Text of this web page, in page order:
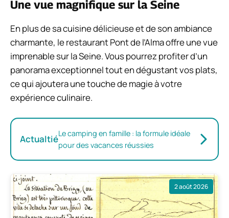
Une vue magnifique sur la Seine
En plus de sa cuisine délicieuse et de son ambiance
charmante, le restaurant Pont de l’Alma offre une vue
imprenable sur la Seine. Vous pourrez profiter d’un
panorama exceptionnel tout en dégustant vos plats,
ce qui ajoutera une touche de magie à votre
expérience culinaire.
ActualtiéLe camping en famille : la formule idéale
pour des vacances réussies
2 août 2026